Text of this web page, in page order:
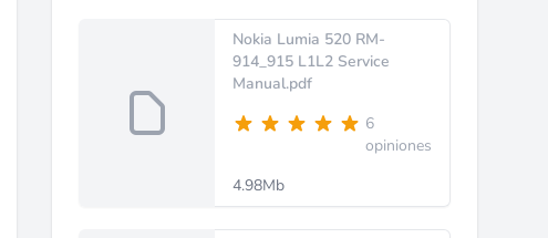
Nokia Lumia 520 RM-
914_915 L1L2 Service
Manual.pdf
6
opiniones
4.98Mb